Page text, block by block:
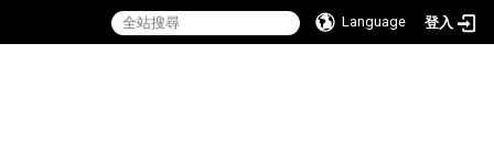
Language 登入